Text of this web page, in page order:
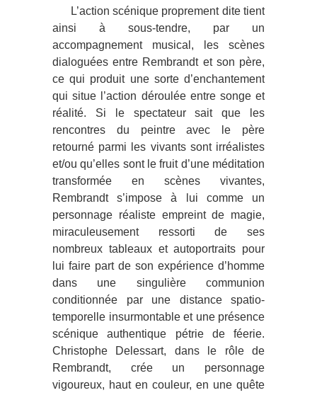
L’action scénique proprement dite tient
ainsi à sous-tendre, par un
accompagnement musical, les scènes
dialoguées entre Rembrandt et son père,
ce qui produit une sorte d’enchantement
qui situe l’action déroulée entre songe et
réalité. Si le spectateur sait que les
rencontres du peintre avec le père
retourné parmi les vivants sont irréalistes
et/ou qu’elles sont le fruit d’une méditation
transformée en scènes vivantes,
Rembrandt s’impose à lui comme un
personnage réaliste empreint de magie,
miraculeusement ressorti de ses
nombreux tableaux et autoportraits pour
lui faire part de son expérience d’homme
dans une singulière communion
conditionnée par une distance spatio-
temporelle insurmontable et une présence
scénique authentique pétrie de féerie.
Christophe Delessart, dans le rôle de
Rembrandt, crée un personnage
vigoureux, haut en couleur, en une quête